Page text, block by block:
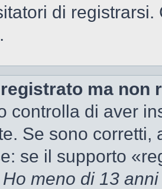
di
ma non
controlla di aver
Se sono
se il supporto
Ho meno di 13 anni